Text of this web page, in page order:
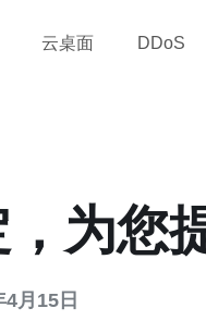
云桌面 DDoS
为您
月15日